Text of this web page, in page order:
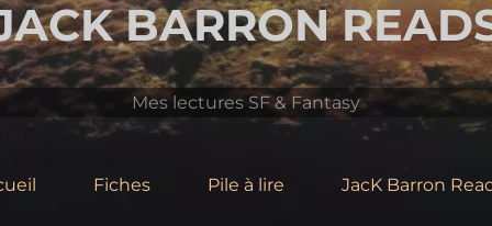
BARRON
Mes lectures SF & Fantasy
Fiches Pile à lire JacK Barron